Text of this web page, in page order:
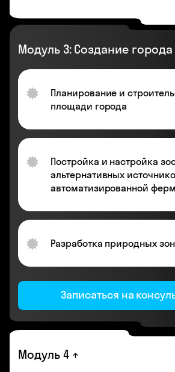
Модуль 3: Создание города
Планирование и
площади города
Постройка и настройка
альтернативных
автоматизированной
Разработка природных зон
Записаться на
Модуль 4